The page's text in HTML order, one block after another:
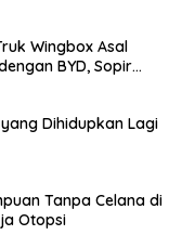
Wingbox Asal
BYD, Sopir
yang Dihidupkan Lagi
Tanpa Celana di
Otopsi